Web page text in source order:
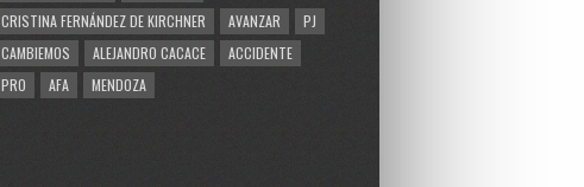
CRISTINA FERNÁNDEZ DE KIRCHNER
AVANZAR
PJ
CAMBIEMOS
ALEJANDRO CACACE
ACCIDENTE
PRO
AFA MENDOZA